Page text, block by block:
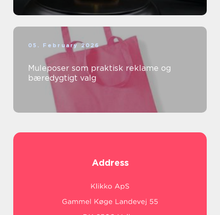
05. February 2026
Muleposer som praktisk reklame og
bæredygtigt valg
Address